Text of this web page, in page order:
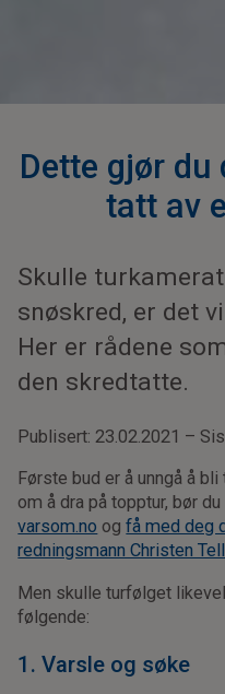
Dette gjør du
tatt av
Skulle
snøskred, er det
Her er rådene
den skredtatte.
Publisert: 23.02.2021 –
Første bud er å unngå å
om å dra på topptur, bør
varsom.no ogfå med deg
redningsmann Christen
Men skulle turfølget
følgende:
1. Varsle og søke